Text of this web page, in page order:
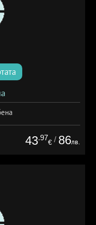
43.97
€ / 86лв.